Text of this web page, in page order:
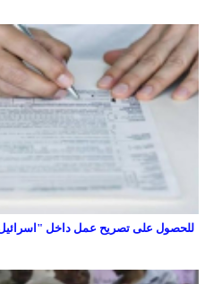
للحصول على تصريح عمل داخل